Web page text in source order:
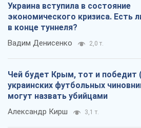
Украина вступила в состояние
экономического кризиса. Есть
в конце туннеля?
Вадим Денисенко 2,0 т.
Чей будет Крым, тот и победит
украинских футбольных
могут назвать убийцами
Александр Кирш 3,1 т.